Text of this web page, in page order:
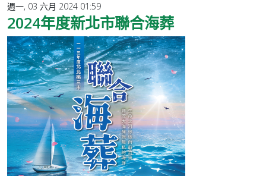
週一, 03 六月 2024 01:59
2024年度新北市聯合海葬